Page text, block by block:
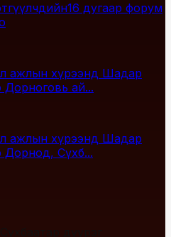
дугаар форум
ажлын хүрээнд Шадар
ай...
ажлын хүрээнд Шадар
Сүхб...